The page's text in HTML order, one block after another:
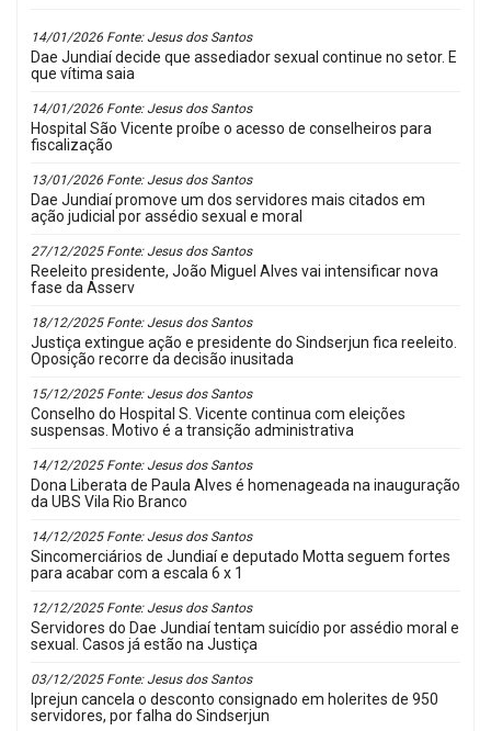
14/01/2026 Fonte: Jesus dos Santos
Dae Jundiaí decide que assediador sexual continue no setor. E
que vítima saia
14/01/2026 Fonte: Jesus dos Santos
Hospital São Vicente proíbe o acesso de conselheiros para
fiscalização
13/01/2026 Fonte: Jesus dos Santos
Dae Jundiaí promove um dos servidores mais citados em
ação judicial por assédio sexual e moral
27/12/2025 Fonte: Jesus dos Santos
Reeleito presidente, João Miguel Alves vai intensificar nova
fase da Asserv
18/12/2025 Fonte: Jesus dos Santos
Justiça extingue ação e presidente do Sindserjun fica reeleito.
Oposição recorre da decisão inusitada
15/12/2025 Fonte: Jesus dos Santos
Conselho do Hospital S. Vicente continua com eleições
suspensas. Motivo é a transição administrativa
14/12/2025 Fonte: Jesus dos Santos
Dona Liberata de Paula Alves é homenageada na inauguração
da UBS Vila Rio Branco
14/12/2025 Fonte: Jesus dos Santos
Sincomerciários de Jundiaí e deputado Motta seguem fortes
para acabar com a escala 6 x 1
12/12/2025 Fonte: Jesus dos Santos
Servidores do Dae Jundiaí tentam suicídio por assédio moral e
sexual. Casos já estão na Justiça
03/12/2025 Fonte: Jesus dos Santos
Iprejun cancela o desconto consignado em holerites de 950
servidores, por falha do Sindserjun